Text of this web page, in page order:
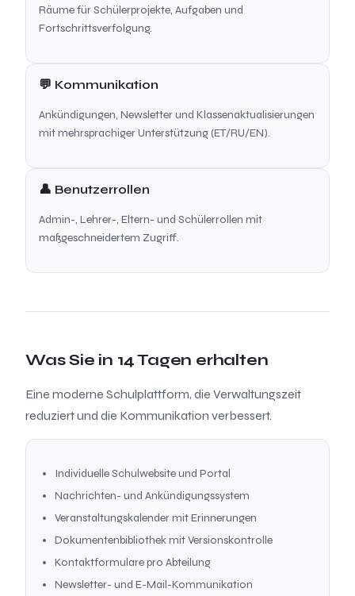
Räume für Schülerprojekte, Aufgaben und
Fortschrittsverfolgung.
💬 Kommunikation
Ankündigungen, Newsletter und Klassenaktualisierungen
mit mehrsprachiger Unterstützung (ET/RU/EN).
👤 Benutzerrollen
Admin-, Lehrer-, Eltern- und Schülerrollen mit
maßgeschneidertem Zugriff.
Was Sie in 14 Tagen erhalten
Eine moderne Schulplattform, die Verwaltungszeit
reduziert und die Kommunikation verbessert.
Individuelle Schulwebsite und Portal
Nachrichten- und Ankündigungssystem
Veranstaltungskalender mit Erinnerungen
Dokumentenbibliothek mit Versionskontrolle
Kontaktformulare pro Abteilung
Newsletter- und E-Mail-Kommunikation